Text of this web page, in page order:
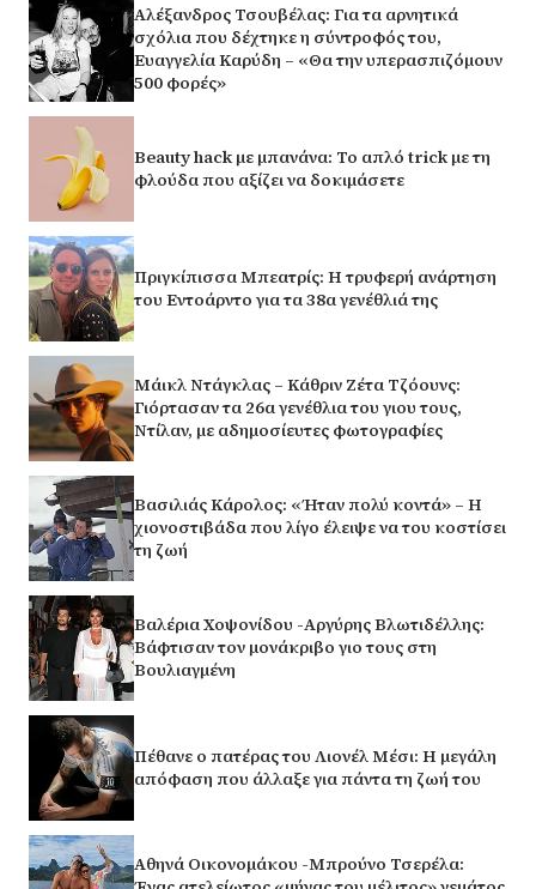
Αλέξανδρος Τσουβέλας: Για τα αρνητικά
σχόλια που δέχτηκε η σύντροφός του,
Ευαγγελία Καρύδη – «Θα την υπερασπιζόμουν
500 φορές»
Beauty hack με μπανάνα: Το απλό trick με τη
φλούδα που αξίζει να δοκιμάσετε
Πριγκίπισσα Μπεατρίς: Η τρυφερή ανάρτηση
του Εντοάρντο για τα 38α γενέθλιά της
Μάικλ Ντάγκλας – Κάθριν Ζέτα Τζόουνς:
Γιόρτασαν τα 26α γενέθλια του γιου τους,
Ντίλαν, με αδημοσίευτες φωτογραφίες
Βασιλιάς Κάρολος: «Ήταν πολύ κοντά» – Η
χιονοστιβάδα που λίγο έλειψε να του κοστίσει
τη ζωή
Βαλέρια Χοψονίδου -Αργύρης Βλωτιδέλλης:
Βάφτισαν τον μονάκριβο γιο τους στη
Βουλιαγμένη
Πέθανε ο πατέρας του Λιονέλ Μέσι: Η μεγάλη
απόφαση που άλλαξε για πάντα τη ζωή του
Αθηνά Οικονομάκου -Μπρούνο Τσερέλα: